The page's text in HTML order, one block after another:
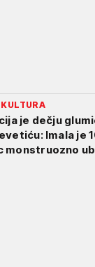
je dečju
Imala je
monstruozno